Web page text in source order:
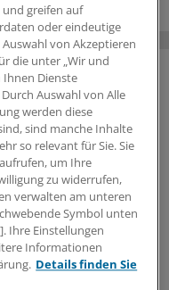
Das hilft gegen die
Gefäße und
und
ist weniger bekannt.
bestmöglich
greifen auf
oder eindeutige
von Akzeptieren
die unter „Wir und
Dienste
Auswahl von Alle
werden diese
sind manche Inhalte
so relevant für Sie. Sie
um Ihre
zu widerrufen,
verwalten am unteren
Symbol unten
Ihre Einstellungen
Informationen
Details finden Sie